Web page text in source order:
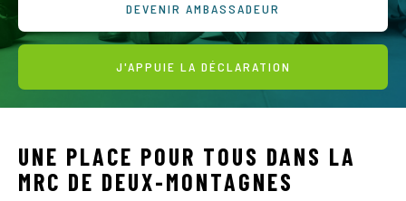
DEVENIR AMBASSADEUR
J'APPUIE LA DÉCLARATION
UNE PLACE POUR TOUS DANS LA
MRC DE DEUX-MONTAGNES